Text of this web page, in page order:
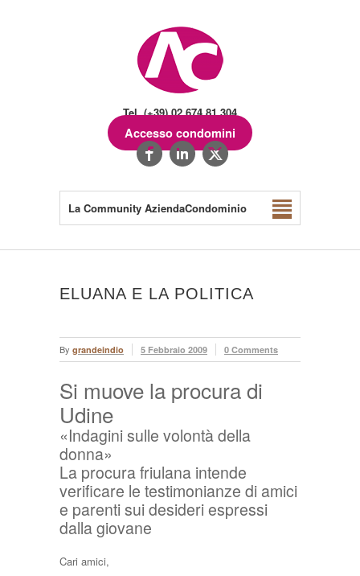
Tel. (+39) 02.674.81.304
Accesso condomini
La Community AziendaCondominio
ELUANA E LA POLITICA
By grandeindio 5 Febbraio 2009 0 Comments
Si muove la procura di
Udine
«Indagini sulle volontà della
donna»
La procura friulana intende
verificare le testimonianze di amici
e parenti sui desideri espressi
dalla giovane
Cari amici,